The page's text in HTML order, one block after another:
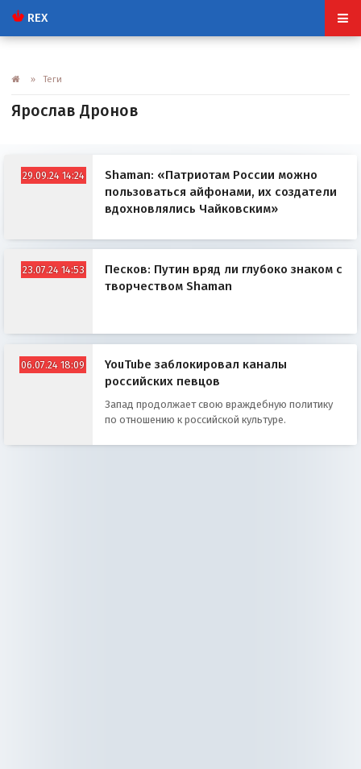
REX
» Теги
Ярослав Дронов
29.09.24 14:24
Shaman: «Патриотам России можно
пользоваться айфонами, их создатели
вдохновлялись Чайковским»
23.07.24 14:53
Песков: Путин вряд ли глубоко знаком с
творчеством Shaman
06.07.24 18:09
YouTube заблокировал каналы
российских певцов
Запад продолжает свою враждебную политику
по отношению к российской культуре.